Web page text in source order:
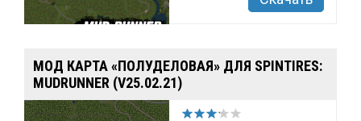
МОД КАРТА «ПОЛУДЕЛОВАЯ» ДЛЯ SPINTIRES:
MUDRUNNER (V25.02.21)